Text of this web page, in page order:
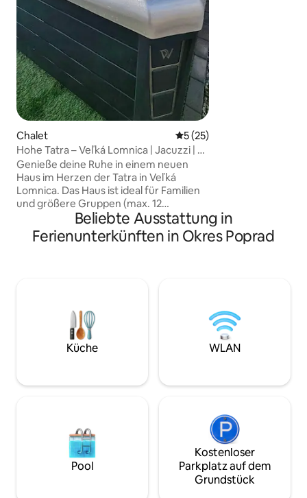
Chalet Durchschnittliche
5 (25)
Hohe Tatra – Veľká Lomnica | Jacuzzi | 8
Gäste
Genieße deine Ruhe in einem neuen
Haus im Herzen der Tatra in Veľká
Lomnica. Das Haus ist ideal für Familien
und größere Gruppen (max. 12
Schlafzimmer beträgt 8 Gäste (+
weitere 4 Schlafplätze befinden sich im
eine voll ausgestattete Küche, eine
Kinderecke und einen eingezäunten
Garten mit einer Winterterrasse. Es ist
der perfekte Ort für perfekte
Beliebte Ausstattung in
Ferienunterkünften in Okres Poprad
Küche WLAN
Pool
Kostenloser
Parkplatz auf dem
Grundstück